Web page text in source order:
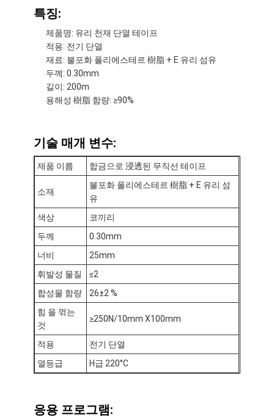
집
제품
특징:
제품명: 유리 천재 단열 테이프
적용: 전기 단열
재료: 불포화 폴리에스테르 樹脂 + E 유리 섬유
두께: 0.30mm
길이: 200m
용해성 樹脂 함량: ≥90%
기술 매개 변수:
제품 이름 합금으로 浸透된 무직선 테이프
소재
불포화 폴리에스테르 樹脂 + E 유리 섬
유
색상
코끼리
두께
0.30mm
너비
25mm
휘발성 물질
≤2
합성물 함량
26±2 %
힘 을 꺾는
것
≥250N/10mm X100mm
적용
전기 단열
열등급
H급 220°C
응용 프로그램: